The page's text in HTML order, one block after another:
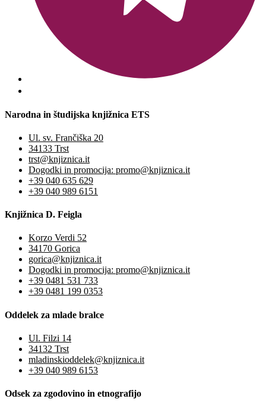
Narodna in študijska knjižnica ETS
Ul. sv. Frančiška 20
34133 Trst
trst@knjiznica.it
Dogodki in promocija: promo@knjiznica.it
+39 040 635 629
+39 040 989 6151
Knjižnica D. Feigla
Korzo Verdi 52
34170 Gorica
gorica@knjiznica.it
Dogodki in promocija: promo@knjiznica.it
+39 0481 531 733
+39 0481 199 0353
Oddelek za mlade bralce
Ul. Filzi 14
34132 Trst
mladinskioddelek@knjiznica.it
+39 040 989 6153
Odsek za zgodovino in etnografijo